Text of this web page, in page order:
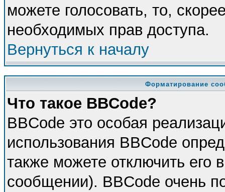
можете голосовать, то,
необходимых прав доступа.
Вернуться к началу
Форматирование
Что такое BBCode?
BBCode это особая
использования BBCode
также можете отключить
сообщении). BBCode очень